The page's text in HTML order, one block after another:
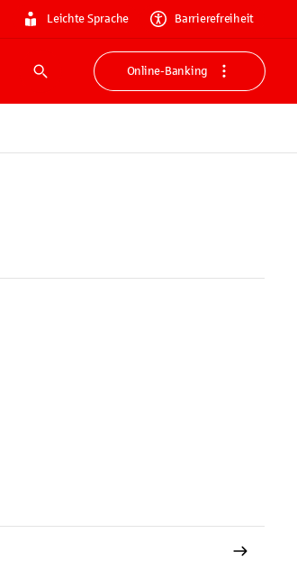
Leichte Sprache Barrierefreiheit
Suche
Online-Banking